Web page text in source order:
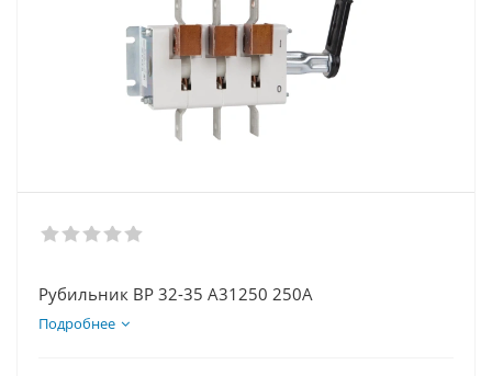
Рубильник ВР 32-35 А31250 250А
Подробнее